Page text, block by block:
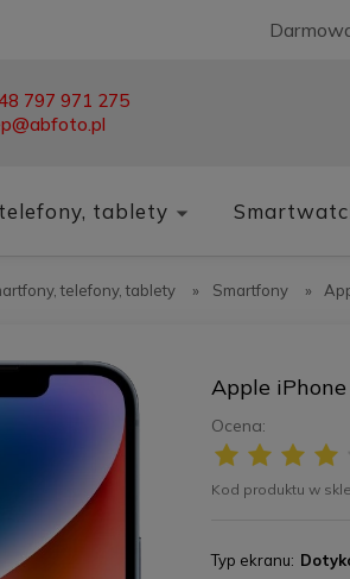
797 971 275
tablety
telefony, tablety » Smartfony »
Apple
Ocena:
Kod produktu w
Typ ekranu